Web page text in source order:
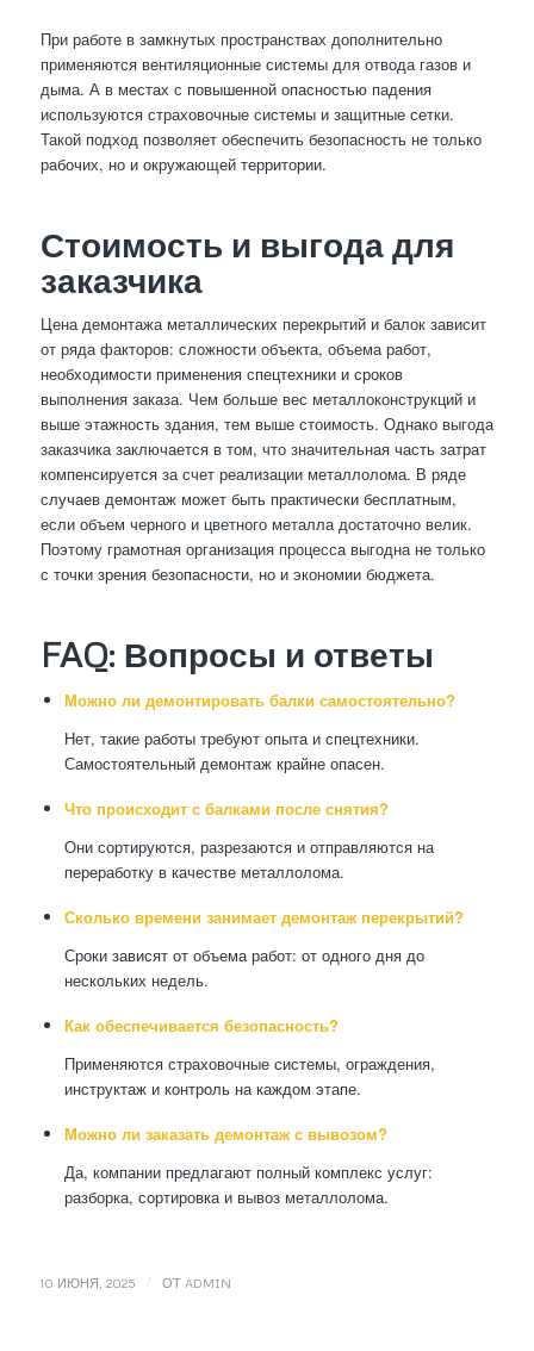
При работе в замкнутых пространствах дополнительно
применяются вентиляционные системы для отвода газов и
дыма. А в местах с повышенной опасностью падения
используются страховочные системы и защитные сетки.
Такой подход позволяет обеспечить безопасность не только
рабочих, но и окружающей территории.
Стоимость и выгода для
заказчика
Цена демонтажа металлических перекрытий и балок зависит
от ряда факторов: сложности объекта, объема работ,
необходимости применения спецтехники и сроков
выполнения заказа. Чем больше вес металлоконструкций и
выше этажность здания, тем выше стоимость. Однако выгода
заказчика заключается в том, что значительная часть затрат
компенсируется за счет реализации металлолома. В ряде
случаев демонтаж может быть практически бесплатным,
если объем черного и цветного металла достаточно велик.
Поэтому грамотная организация процесса выгодна не только
с точки зрения безопасности, но и экономии бюджета.
FAQ: Вопросы и ответы
Можно ли демонтировать балки самостоятельно?
Нет, такие работы требуют опыта и спецтехники.
Самостоятельный демонтаж крайне опасен.
Что происходит с балками после снятия?
Они сортируются, разрезаются и отправляются на
переработку в качестве металлолома.
Сколько времени занимает демонтаж перекрытий?
Сроки зависят от объема работ: от одного дня до
нескольких недель.
Как обеспечивается безопасность?
Применяются страховочные системы, ограждения,
инструктаж и контроль на каждом этапе.
Можно ли заказать демонтаж с вывозом?
Да, компании предлагают полный комплекс услуг:
разборка, сортировка и вывоз металлолома.
10 ИЮНЯ, 2025 ОТ ADMIN